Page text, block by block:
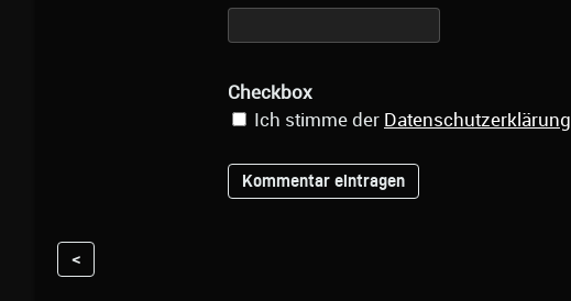
Checkbox
Ich stimme der Datenschutzerklärung
<